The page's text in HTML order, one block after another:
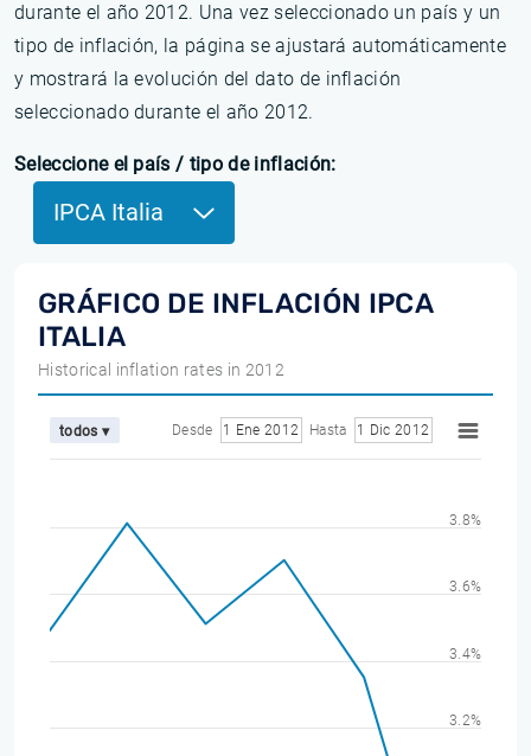
durante el año 2012. Una vez seleccionado un país y un
tipo de inflación, la página se ajustará automáticamente
y mostrará la evolución del dato de inflación
seleccionado durante el año 2012.
Seleccione el país / tipo de inflación:
IPCA Italia
GRÁFICO DE INFLACIÓN IPCA
ITALIA
Historical inflation rates in 2012
todos ▾ Desde 1 Ene 2012 Hasta 1 Dic 2012
3.2%
3.4%
3.6%
3.8%